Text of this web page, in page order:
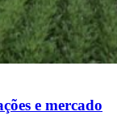
e mercado